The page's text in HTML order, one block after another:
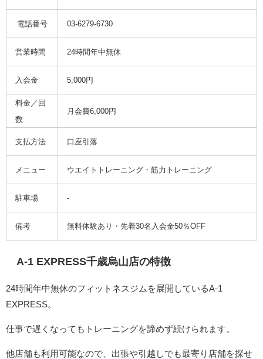
電話番号 03-6279-6730
営業時間 24時間年中無休
入会金 5,000円
料金／回
数
月会費6,000円
支払方法 口座引落
メニュー ウエイトトレーニング・筋力トレーニング
駐車場 -
備考 無料体験あり・先着30名入会金50％OFF
A-1 EXPRESS千歳烏山店の特徴
24時間年中無休のフィットネスジムを展開しているA-1
EXPRESS。
仕事で遅くなってもトレーニングを諦めず続けられます。
他店舗も利用可能なので、出張や引越しでも最寄り店舗を探せ